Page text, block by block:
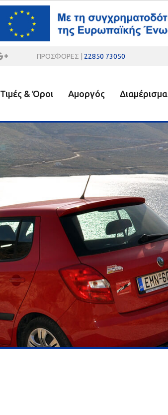
ΠΡΟΣΦΟΡΕΣ | 22850 73050
Τιμές & Όροι Αμοργός Διαμέρισμα